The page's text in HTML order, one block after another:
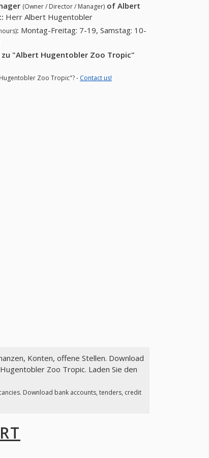
(Owner / Director / Manager) ofAlbert
: Herr Albert Hugentobler
: Montag-Freitag: 7-19, Samstag: 10-
"Albert Hugentobler Zoo Tropic"
Zoo Tropic"? - Contact us!
Konten, offene Stellen. Download
Zoo Tropic. Laden Sie den
Download bank accounts, tenders, credit